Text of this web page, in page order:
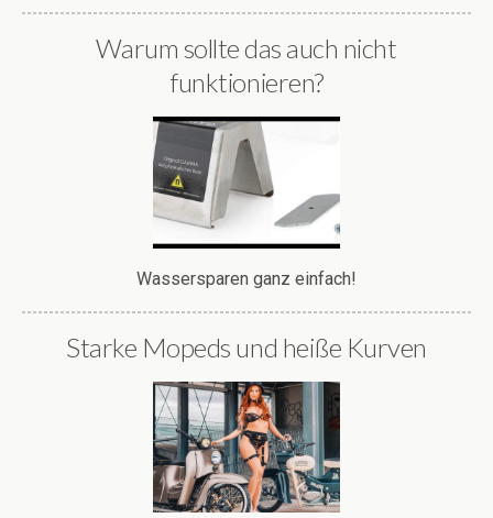
Warum sollte das auch nicht
funktionieren?
Wassersparen ganz einfach!
Starke Mopeds und heiße Kurven